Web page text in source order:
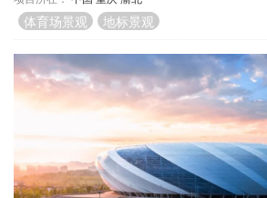
视 频
头条资讯
业 界
机 构
人 物
地 产
体育场景观 地标景观